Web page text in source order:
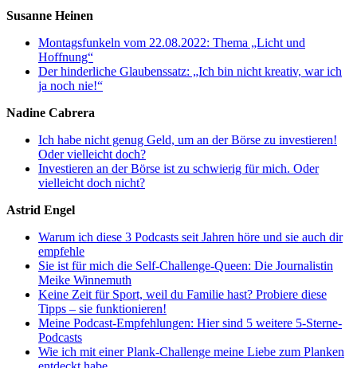
Susanne Heinen
Montagsfunkeln vom 22.08.2022: Thema „Licht und
Hoffnung“
Der hinderliche Glaubenssatz: „Ich bin nicht kreativ, war ich
ja noch nie!“
Nadine Cabrera
Ich habe nicht genug Geld, um an der Börse zu investieren!
Oder vielleicht doch?
Investieren an der Börse ist zu schwierig für mich. Oder
vielleicht doch nicht?
Astrid Engel
Warum ich diese 3 Podcasts seit Jahren höre und sie auch dir
empfehle
Sie ist für mich die Self-Challenge-Queen: Die Journalistin
Meike Winnemuth
Keine Zeit für Sport, weil du Familie hast? Probiere diese
Tipps – sie funktionieren!
Meine Podcast-Empfehlungen: Hier sind 5 weitere 5-Sterne-
Podcasts
Wie ich mit einer Plank-Challenge meine Liebe zum Planken